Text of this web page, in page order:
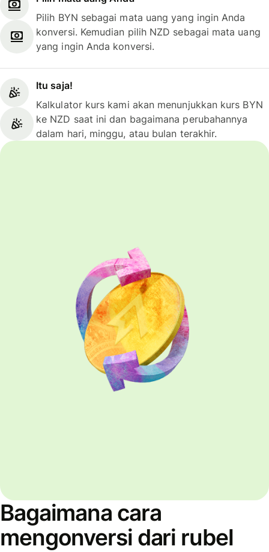
Pilih BYN sebagai mata uang yang ingin Anda
konversi. Kemudian pilih NZD sebagai mata uang
yang ingin Anda konversi.
Itu saja!
Kalkulator kurs kami akan menunjukkan kurs BYN
ke NZD saat ini dan bagaimana perubahannya
dalam hari, minggu, atau bulan terakhir.
Bagaimana cara
mengonversi dari rubel